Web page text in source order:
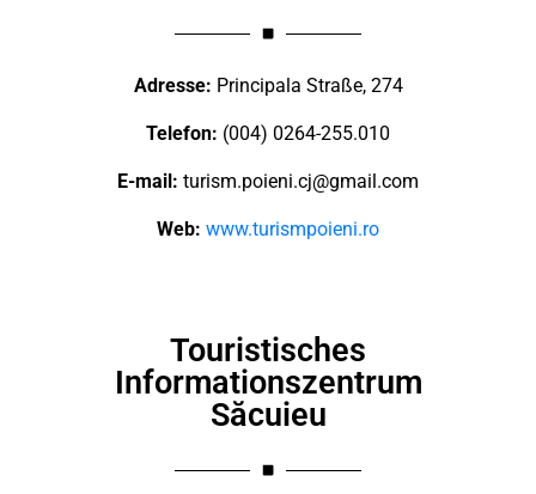
Adresse: Principala Straße, 274
Telefon: (004) 0264-255.010
E-mail: turism.poieni.cj@gmail.com
Web: www.turismpoieni.ro
Touristisches
Informationszentrum
Săcuieu